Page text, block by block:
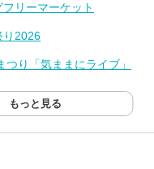
リーマーケット
り2026
り「気ままにライブ」
もっと見る